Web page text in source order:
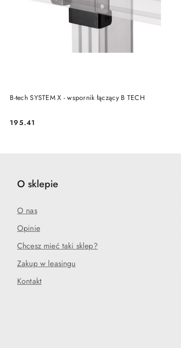
B-tech SYSTEM X - wspornik łączący B TECH
Cena:
195.41
PRODUKT NIEDOSTĘPNY
O sklepie
O nas
Opinie
Chcesz mieć taki sklep?
Zakup w leasingu
Kontakt